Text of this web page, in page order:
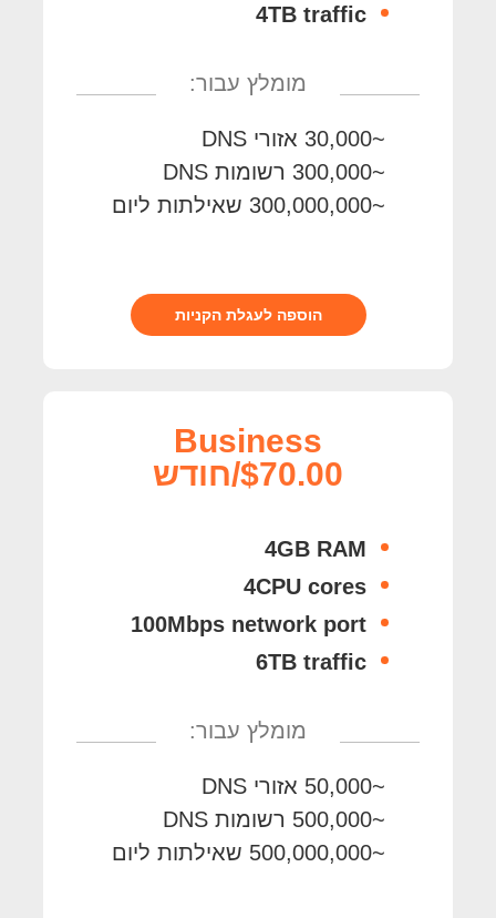
4TB traffic
מומלץ עבור:
~30,000 אזורי DNS
~300,000 רשומות DNS
~300,000,000 שאילתות ליום
הוספה לעגלת הקניות
Business
$70.00/חודש
4GB RAM
4CPU cores
100Mbps network port
6TB traffic
מומלץ עבור:
~50,000 אזורי DNS
~500,000 רשומות DNS
~500,000,000 שאילתות ליום